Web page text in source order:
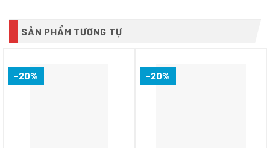
SẢN PHẨM TƯƠNG TỰ
-20% -20%